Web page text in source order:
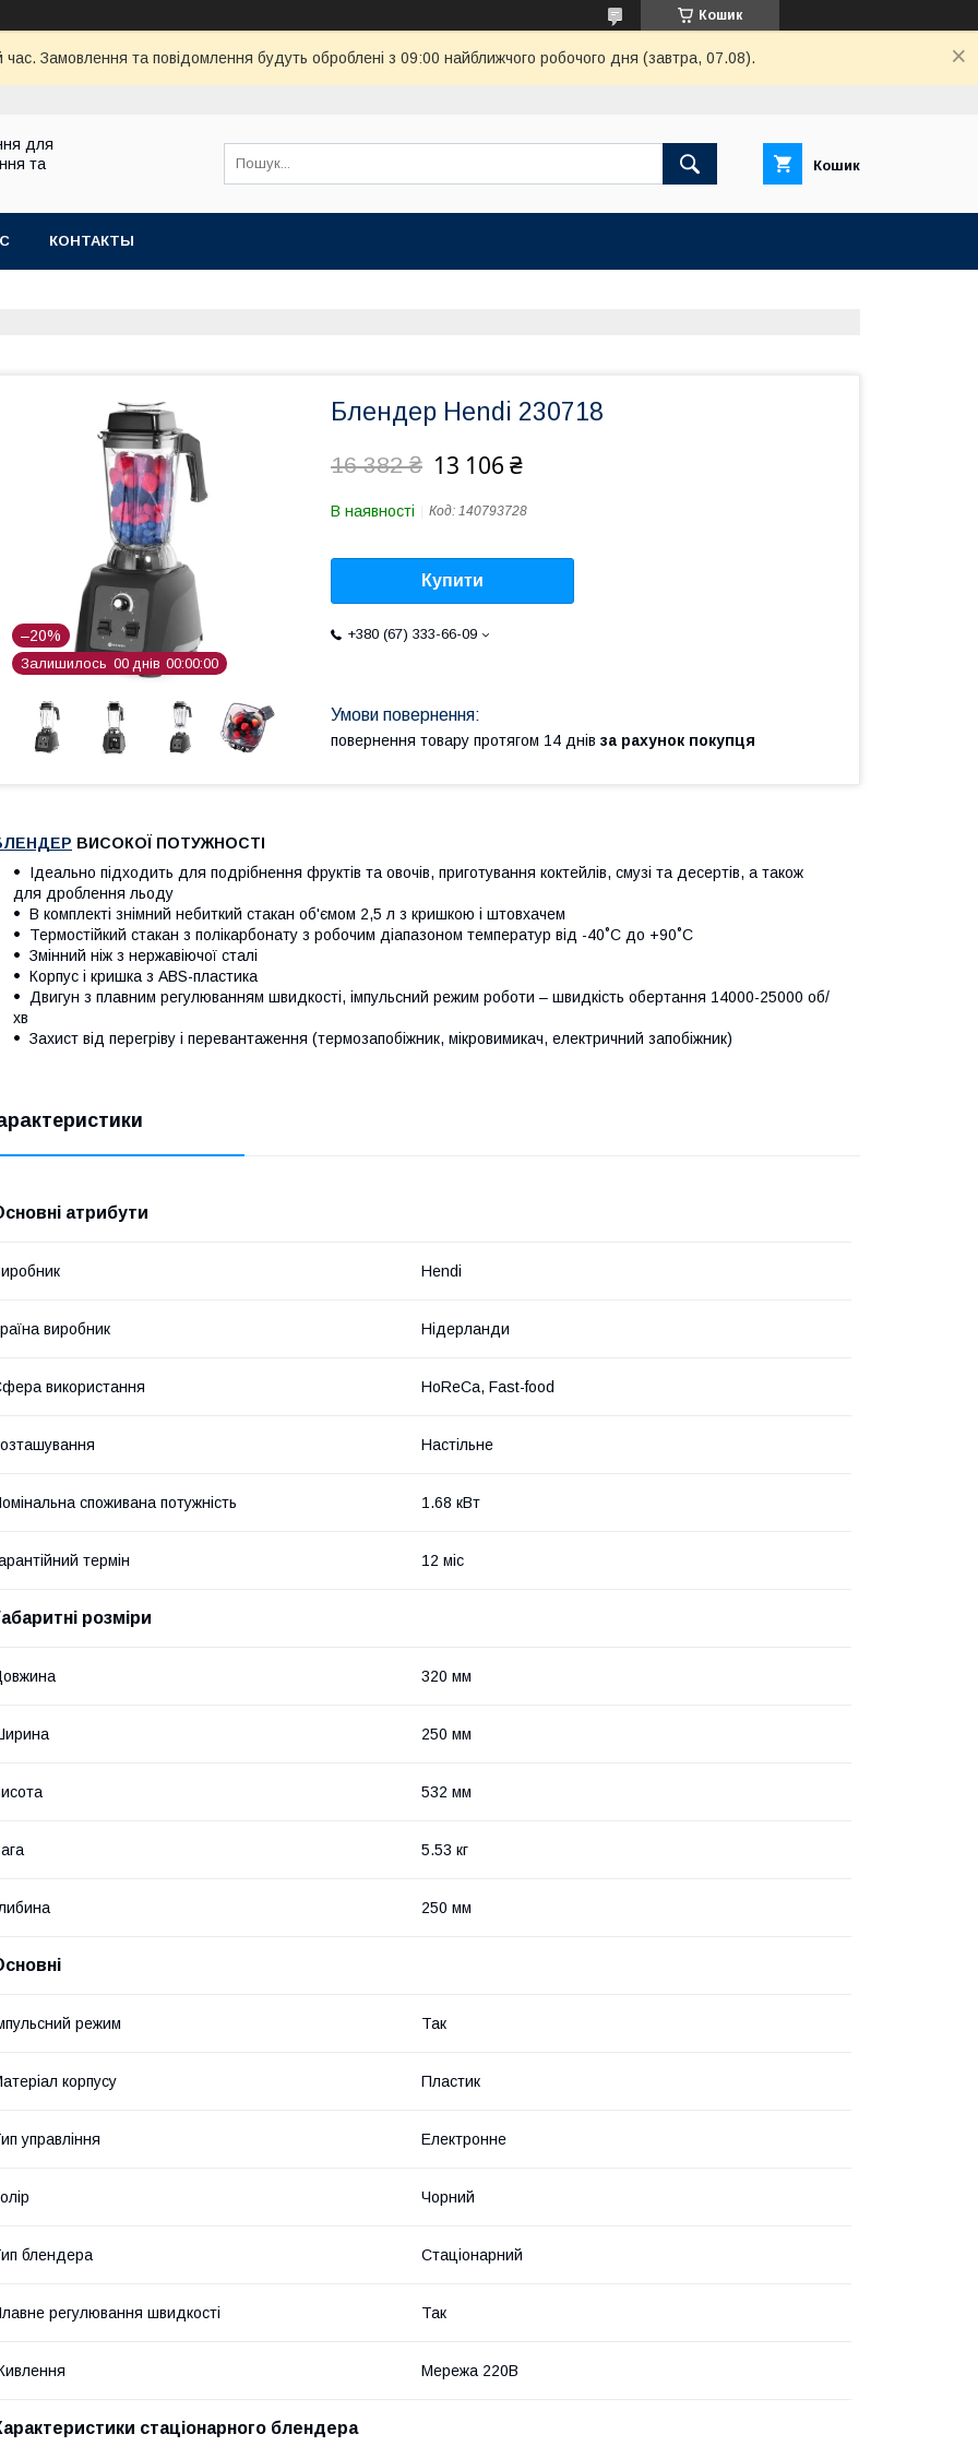
Кошик
час. Замовлення та повідомлення будуть оброблені з 09:00 найближчого робочого дня (завтра, 07.08).
для
та
Кошик
КОНТАКТЫ
–20%
Залишилось 00 днів 00 00 00
Блендер Hendi 230718
16 382 ₴ 13 106 ₴
В наявності Код: 140793728
Купити
+380 (67) 333-66-09
повернення товару протягом 14 днів за рахунок покупця
ВИСОКОЇ ПОТУЖНОСТІ
Ідеально підходить для подрібнення фруктів та овочів, приготування коктейлів, смузі та десертів, а також
для дроблення льоду
В комплекті знімний небиткий стакан об'ємом 2,5 л з кришкою і штовхачем
Термостійкий стакан з полікарбонату з робочим діапазоном температур від -40˚C до +90˚C
Змінний ніж з нержавіючої сталі
Корпус і кришка з ABS-пластика
Двигун з плавним регулюванням швидкості, імпульсний режим роботи – швидкість обертання 14000-25000 об/
хв
Захист від перегріву і перевантаження (термозапобіжник, мікровимикач, електричний запобіжник)
атрибути
Hendi
виробник Нідерланди
використання HoReCa, Fast-food
Настільне
споживана потужність 1.68 кВт
термін 12 міс
розміри
320 мм
250 мм
532 мм
5.53 кг
250 мм
режим Так
корпусу Пластик
управління Електронне
Чорний
блендера Стаціонарний
регулювання швидкості Так
Мережа 220В
стаціонарного блендера